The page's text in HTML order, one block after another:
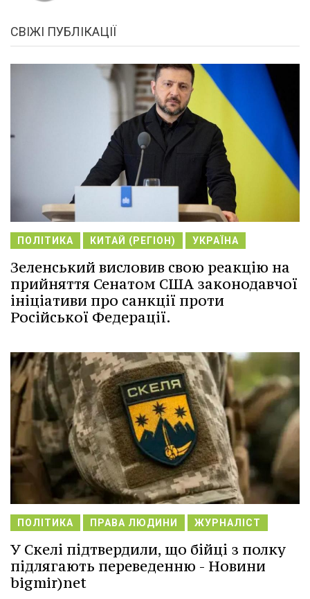
СВІЖІ ПУБЛІКАЦІЇ
ПОЛІТИКА КИТАЙ (РЕГІОН) УКРАЇНА
Зеленський висловив свою реакцію на
прийняття Сенатом США законодавчої
ініціативи про санкції проти
Російської Федерації.
ПОЛІТИКА ПРАВА ЛЮДИНИ ЖУРНАЛІСТ
У Скелі підтвердили, що бійці з полку
підлягають переведенню - Новини
bigmir)net